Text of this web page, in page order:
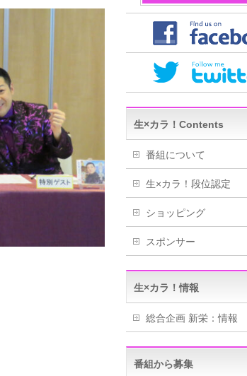
生×カラ！Contents
番組について
生×カラ！段位認定
ショッピング
スポンサー
生×カラ！情報
総合企画 新栄：情報
番組から募集